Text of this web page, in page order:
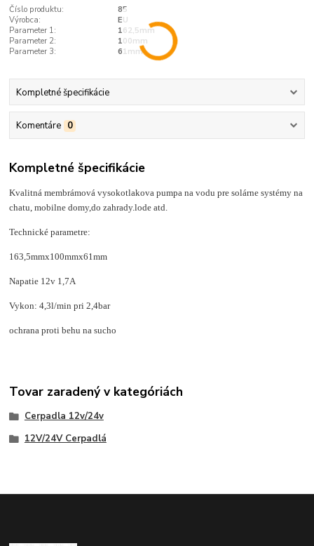
Číslo produktu:
85
Výrobca:
EU
Parameter 1:
162,5mm
Parameter 2:
100mm
Parameter 3:
61mm
Kompletné špecifikácie
Komentáre 0
Kompletné špecifikácie
Kvalitná membrámová vysokotlakova pumpa na vodu pre solárne systémy na
chatu, mobilne domy,do zahrady.lode atd.
Technické parametre:
163,5mmx100mmx61mm
Napatie 12v 1,7A
Vykon: 4,3l/min pri 2,4bar
ochrana proti behu na sucho
Tovar zaradený v kategóriách
Cerpadla 12v/24v
12V/24V Cerpadlá